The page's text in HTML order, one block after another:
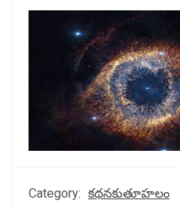
Category: కథనకుతూహలం